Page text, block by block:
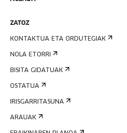
ZATOZ
KONTAKTUA ETA ORDUTEGIAK
NOLA ETORRI
BISITA GIDATUAK
OSTATUA
IRISGARRITASUNA
ARAUAK